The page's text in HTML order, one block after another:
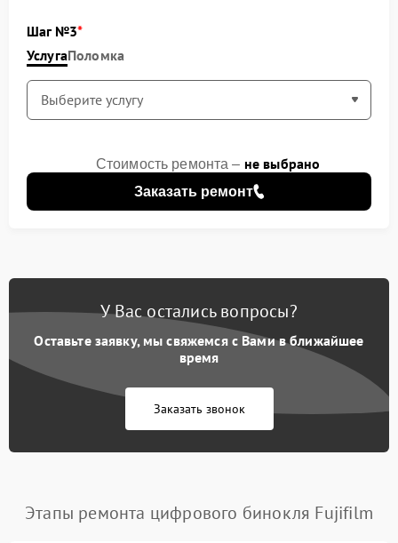
Шаг №3
УслугаПоломка
Заказать ремонт
Стоимость ремонта – не выбрано
У Вас остались вопросы?
Оставьте заявку, мы свяжемся с Вами в ближайшее
время
Заказать звонок
Этапы ремонта цифрового бинокля Fujifilm